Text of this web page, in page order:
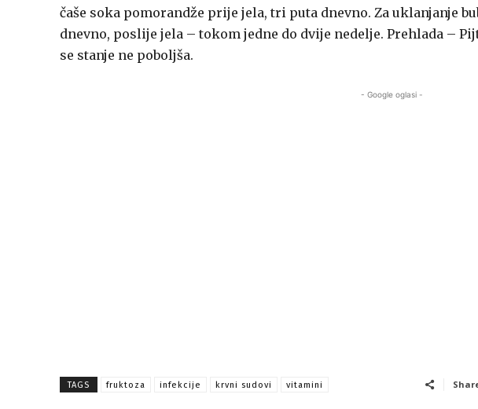
čaše soka pomorandže prije jela, tri puta dnevno. Za uklanjanje
dnevno, poslije jela – tokom jedne do dvije nedelje. Prehlada –
se stanje ne poboljša.
- Google oglasi -
TAGS fruktoza infekcije krvni sudovi vitamini